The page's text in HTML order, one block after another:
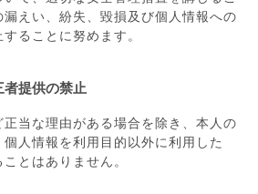
漏えい、紛失、毀損及び個人情報への
ることに努めます。
者提供の禁止
当な理由がある場合を除き、本人の
個人情報を利用目的以外に利用した
とはありません。